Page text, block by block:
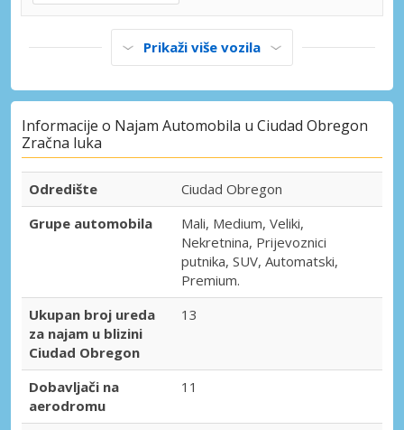
Prikaži više vozila
Informacije o Najam Automobila u Ciudad Obregon
Zračna luka
Odredište
Ciudad Obregon
Grupe automobila
Mali, Medium, Veliki,
Nekretnina, Prijevoznici
putnika, SUV, Automatski,
Premium.
Ukupan broj ureda
za najam u blizini
Ciudad Obregon
13
Dobavljači na
aerodromu
11